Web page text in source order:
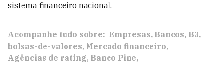
sistema financeiro nacional.
Acompanhe tudo sobre: Empresas Bancos B3
bolsas-de-valores Mercado financeiro
Agências de rating Banco Pine